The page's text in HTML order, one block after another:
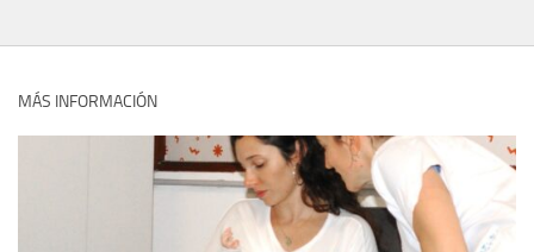
MÁS INFORMACIÓN